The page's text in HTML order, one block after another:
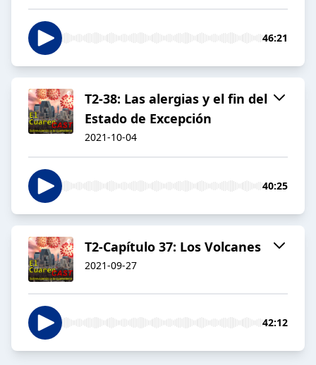
46:21
T2-38: Las alergias y el fin del
Estado de Excepción
2021-10-04
40:25
T2-Capítulo 37: Los Volcanes
2021-09-27
42:12